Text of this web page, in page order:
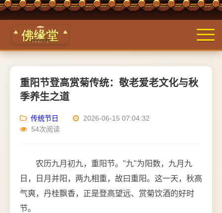
重阳节登高赏菊传统：敬老爱老文化与秋
季养生之道
传统节日
2026-06-15 07:04:32
54次阅读
农历九月初九，重阳节。"九"为阳数，九月九
日，日月并阳，两九相重，故曰重阳。这一天，秋高
气爽，丹桂飘香，正是登高望远、赏菊饮酒的好时
节。